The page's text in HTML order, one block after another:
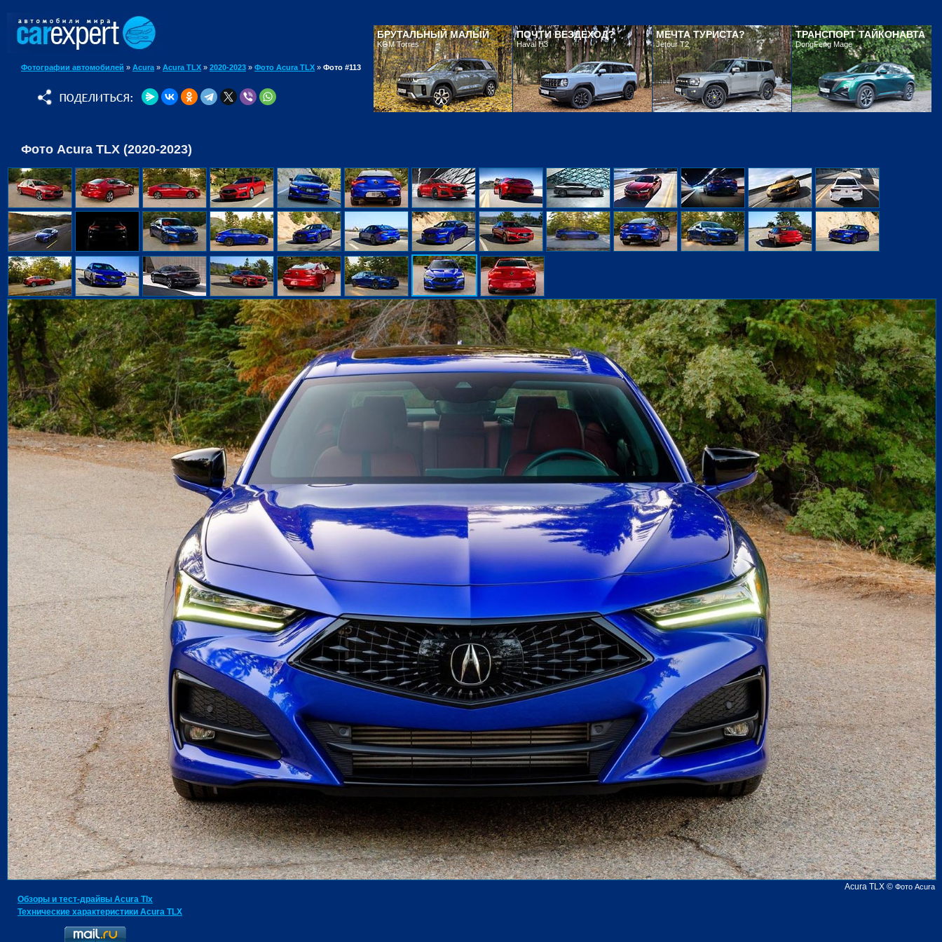
Фотографии автомобилей » Acura » Acura TLX » 2020-2023 » Фото Acura TLX » Фото #113
БРУТАЛЬНЫЙ МАЛЫЙ
KGM Torres
ПОЧТИ ВЕЗДЕХОД?
Haval H3
МЕЧТА ТУРИСТА?
Jetour T2
ТРАНСПОРТ ТАЙКОНАВТА
DongFeng Mage
Фото Acura TLX (2020-2023)
Acura TLX © Фото Acura
Обзоры и тест-драйвы Acura Tlx
Технические характеристики Acura TLX